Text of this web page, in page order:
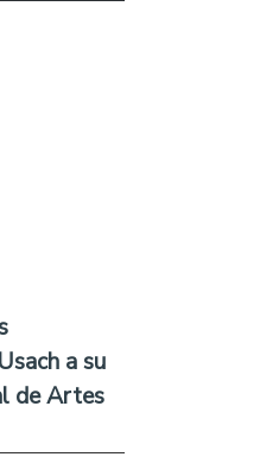
a su
de Artes